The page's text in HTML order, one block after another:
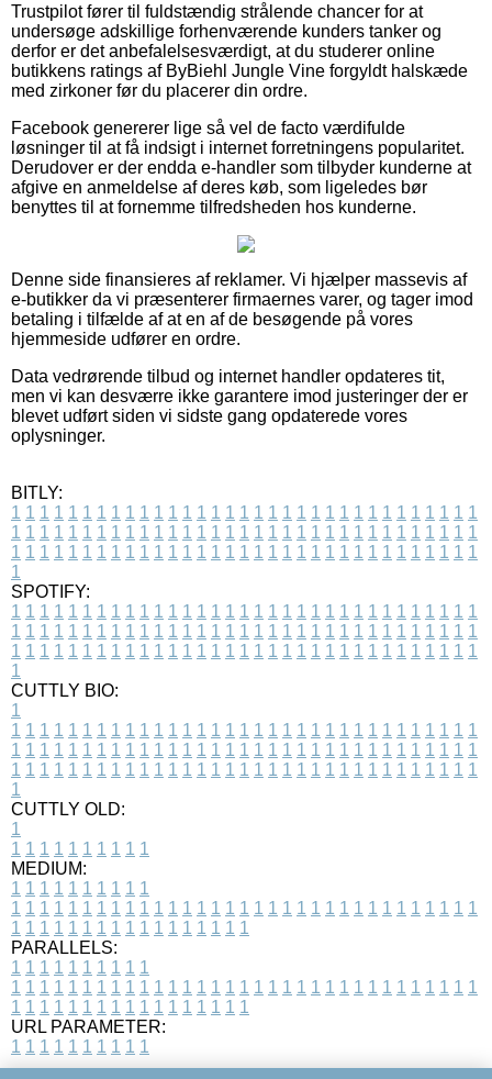
Trustpilot fører til fuldstændig strålende chancer for at
undersøge adskillige forhenværende kunders tanker og
derfor er det anbefalelsesværdigt, at du studerer online
butikkens ratings af ByBiehl Jungle Vine forgyldt halskæde
med zirkoner før du placerer din ordre.
Facebook genererer lige så vel de facto værdifulde
løsninger til at få indsigt i internet forretningens popularitet.
Derudover er der endda e-handler som tilbyder kunderne at
afgive en anmeldelse af deres køb, som ligeledes bør
benyttes til at fornemme tilfredsheden hos kunderne.
Denne side finansieres af reklamer. Vi hjælper massevis af
e-butikker da vi præsenterer firmaernes varer, og tager imod
betaling i tilfælde af at en af de besøgende på vores
hjemmeside udfører en ordre.
Data vedrørende tilbud og internet handler opdateres tit,
men vi kan desværre ikke garantere imod justeringer der er
blevet udført siden vi sidste gang opdaterede vores
oplysninger.
BITLY:
1 1 1 1 1 1 1 1 1 1 1 1 1 1 1 1 1 1 1 1 1 1 1 1 1 1 1 1 1 1 1 1 1
1 1 1 1 1 1 1 1 1 1 1 1 1 1 1 1 1 1 1 1 1 1 1 1 1 1 1 1 1 1 1 1 1
1 1 1 1 1 1 1 1 1 1 1 1 1 1 1 1 1 1 1 1 1 1 1 1 1 1 1 1 1 1 1 1 1
1
SPOTIFY:
1 1 1 1 1 1 1 1 1 1 1 1 1 1 1 1 1 1 1 1 1 1 1 1 1 1 1 1 1 1 1 1 1
1 1 1 1 1 1 1 1 1 1 1 1 1 1 1 1 1 1 1 1 1 1 1 1 1 1 1 1 1 1 1 1 1
1 1 1 1 1 1 1 1 1 1 1 1 1 1 1 1 1 1 1 1 1 1 1 1 1 1 1 1 1 1 1 1 1
1
CUTTLY BIO:
1
1 1 1 1 1 1 1 1 1 1 1 1 1 1 1 1 1 1 1 1 1 1 1 1 1 1 1 1 1 1 1 1 1
1 1 1 1 1 1 1 1 1 1 1 1 1 1 1 1 1 1 1 1 1 1 1 1 1 1 1 1 1 1 1 1 1
1 1 1 1 1 1 1 1 1 1 1 1 1 1 1 1 1 1 1 1 1 1 1 1 1 1 1 1 1 1 1 1 1
1
CUTTLY OLD:
1
1 1 1 1 1 1 1 1 1 1
MEDIUM:
1 1 1 1 1 1 1 1 1 1
1 1 1 1 1 1 1 1 1 1 1 1 1 1 1 1 1 1 1 1 1 1 1 1 1 1 1 1 1 1 1 1 1
1 1 1 1 1 1 1 1 1 1 1 1 1 1 1 1 1
PARALLELS:
1 1 1 1 1 1 1 1 1 1
1 1 1 1 1 1 1 1 1 1 1 1 1 1 1 1 1 1 1 1 1 1 1 1 1 1 1 1 1 1 1 1 1
1 1 1 1 1 1 1 1 1 1 1 1 1 1 1 1 1
URL PARAMETER:
1 1 1 1 1 1 1 1 1 1